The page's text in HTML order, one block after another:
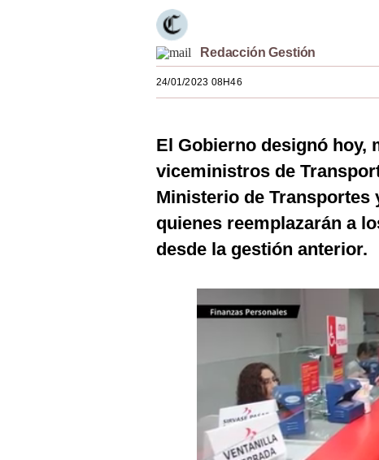
Redacción Gestión
24/01/2023 08H46
El Gobierno designó hoy,
viceministros de
Ministerio de Transportes
quienes reemplazarán a
desde la gestión anterior.